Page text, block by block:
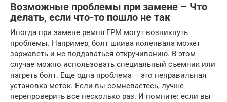
Возможные проблемы при замене – Что
делать, если что-то пошло не так
Иногда при замене ремня ГРМ могут возникнуть
проблемы. Например, болт шкива коленвала может
заржаветь и не поддаваться откручиванию. В этом
случае можно использовать специальный съемник или
нагреть болт. Еще одна проблема – это неправильная
установка меток. Если вы сомневаетесь, лучше
перепроверить все несколько раз. И помните: если вы